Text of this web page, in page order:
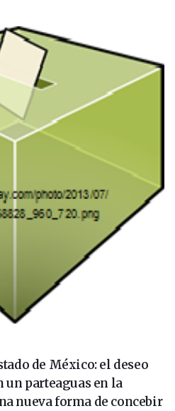
de México: el deseo
un parteaguas en la
nueva forma de concebir